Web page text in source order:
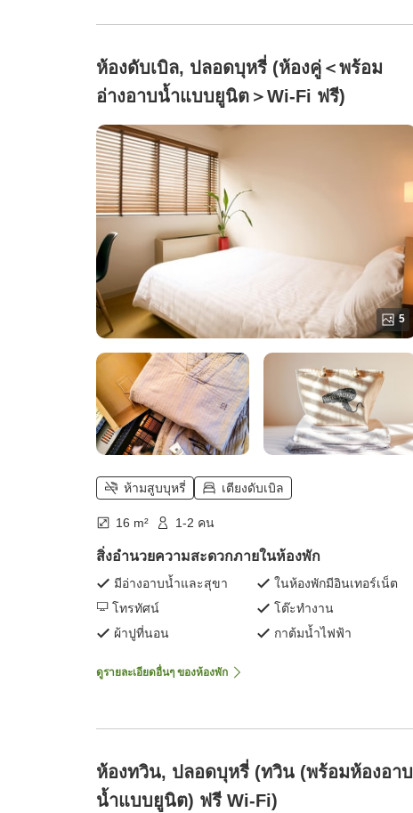
ห้องดับเบิล, ปลอดบุหรี่ (ห้องคู่＜พร้อม
อ่างอาบน้ำแบบยูนิต＞Wi-Fi ฟรี)
5
ห้ามสูบบุหรี่ เตียงดับเบิล
16 m² 1-2 คน
สิ่งอำนวยความสะดวกภายในห้องพัก
มีอ่างอาบน้ำและสุขา
ในห้องพักมีอินเทอร์เน็ต
โทรทัศน์
โต๊ะทำงาน
ผ้าปูที่นอน
กาต้มน้ำไฟฟ้า
ดูรายละเอียดอื่นๆ ของห้องพัก
ห้องทวิน, ปลอดบุหรี่ (ทวิน (พร้อมห้องอาบ
น้ำแบบยูนิต) ฟรี Wi-Fi)